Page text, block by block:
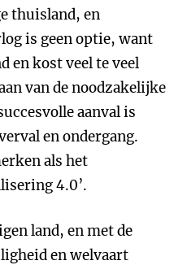
thuisland, en
is geen optie, want
en kost veel te veel
van de noodzakelijke
aanval is
en ondergang.
als het
4.0’.
land, en met de
en welvaart